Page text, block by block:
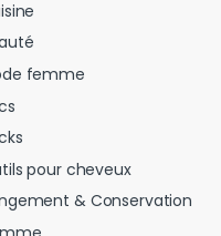
femme
pour cheveux
& Conservation